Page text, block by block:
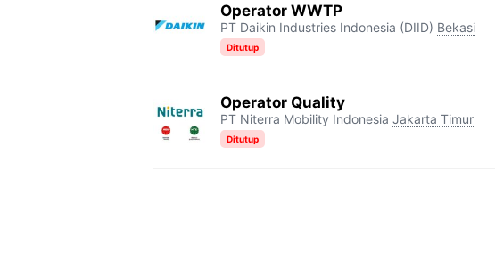
Operator WWTP
PT Daikin Industries Indonesia (DIID) Bekasi
Ditutup
Operator Quality
PT Niterra Mobility Indonesia Jakarta Timur
Ditutup